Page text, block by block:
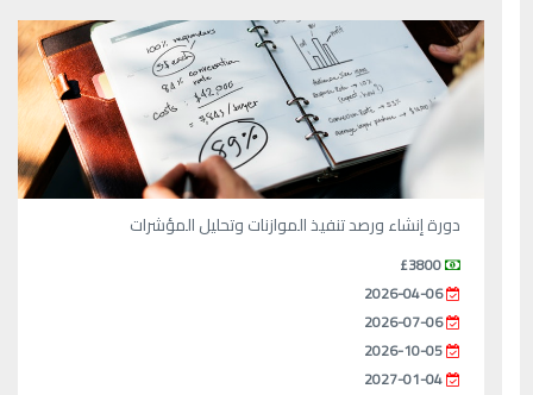
دورة إنشاء ورصد تنفيذ الموازنات وتحليل المؤشرات
£3800
2026-04-06
2026-07-06
2026-10-05
2027-01-04